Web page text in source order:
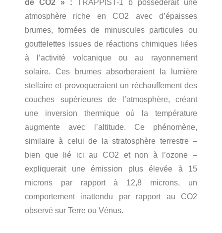
de CO2 » : TRAPPIST-1 b possèderait une
atmosphère riche en CO2 avec d’épaisses
brumes, formées de minuscules particules ou
gouttelettes issues de réactions chimiques liées
à l’activité volcanique ou au rayonnement
solaire. Ces brumes absorberaient la lumière
stellaire et provoqueraient un réchauffement des
couches supérieures de l’atmosphère, créant
une inversion thermique où la température
augmente avec l’altitude. Ce phénomène,
similaire à celui de la stratosphère terrestre –
bien que lié ici au CO2 et non à l’ozone –
expliquerait une émission plus élevée à 15
microns par rapport à 12,8 microns, un
comportement inattendu par rapport au CO2
observé sur Terre ou Vénus.